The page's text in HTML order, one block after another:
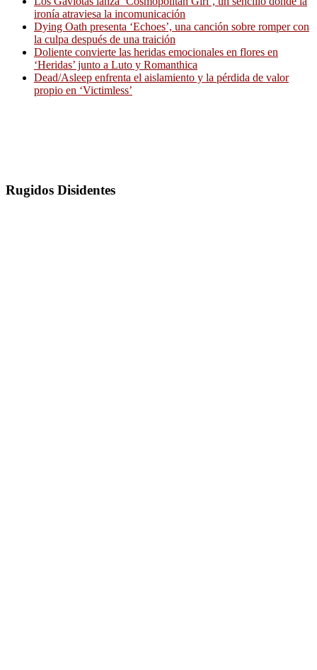
ironía atraviesa la incomunicación
Dying Oath presenta ‘Echoes’, una canción sobre romper con
la culpa después de una traición
Doliente convierte las heridas emocionales en flores en
‘Heridas’ junto a Luto y Romanthica
Dead/Asleep enfrenta el aislamiento y la pérdida de valor
propio en ‘Victimless’
Rugidos Disidentes